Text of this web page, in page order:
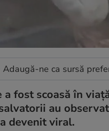
Adaugă-ne ca sursă
a fost scoasă în
au
devenit viral.